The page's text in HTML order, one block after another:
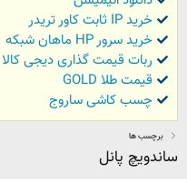
خرید IP ثابت کاور تریدر
خرید سرور HP ماهان شبکه
ربات قیمت گذاری دیجی کالا
قیمت طلا GOLD
چسب کاشی ساروج
برچسب ها
ساندویچ پانل